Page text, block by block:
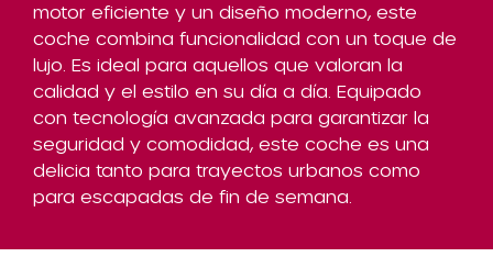
motor eficiente y un diseño moderno, este
coche combina funcionalidad con un toque de
lujo. Es ideal para aquellos que valoran la
calidad y el estilo en su día a día. Equipado
con tecnología avanzada para garantizar la
seguridad y comodidad, este coche es una
delicia tanto para trayectos urbanos como
para escapadas de fin de semana.